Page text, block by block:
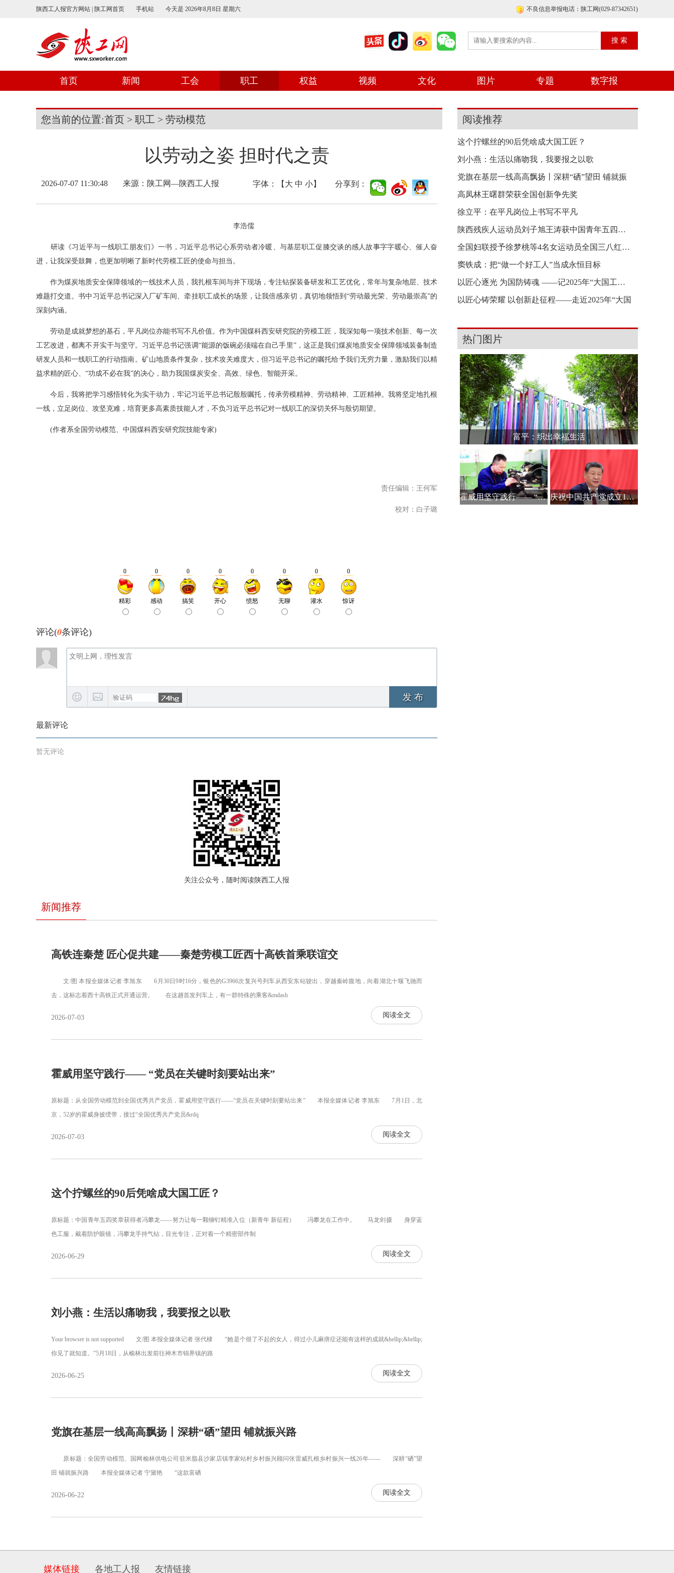
陕西工人报官方网站 | 陕工网首页 手机站 今天是 2026年8月8日 星期六 不良信息举报电话：陕工网(029-87342651)
首页 新闻 工会 职工 权益 视频 文化 图片 专题 数字报
您当前的位置:首页 > 职工 > 劳动模范
以劳动之姿 担时代之责
2026-07-07 11:30:48 来源： 陕工网—陕西工人报 字体：【 大 中 小】 分享到：
李浩儒
研读《习近平与一线职工朋友们》一书，习近平总书记心系劳动者冷暖、与基层职工促膝交谈的感人故事字字暖心、催人奋
进，让我深受鼓舞，也更加明晰了新时代劳模工匠的使命与担当。
作为煤炭地质安全保障领域的一线技术人员，我扎根车间与井下现场，专注钻探装备研发和工艺优化，常年与复杂地层、技术
难题打交道。书中习近平总书记深入厂矿车间、牵挂职工成长的场景，让我倍感亲切，真切地领悟到“劳动最光荣、劳动最崇高”的
深刻内涵。
劳动是成就梦想的基石，平凡岗位亦能书写不凡价值。作为中国煤科西安研究院的劳模工匠，我深知每一项技术创新、每一次
工艺改进，都离不开实干与坚守。习近平总书记强调“能源的饭碗必须端在自己手里”，这正是我们煤炭地质安全保障领域装备制造
研发人员和一线职工的行动指南。矿山地质条件复杂，技术攻关难度大，但习近平总书记的嘱托给予我们无穷力量，激励我们以精
益求精的匠心、“功成不必在我”的决心，助力我国煤炭安全、高效、绿色、智能开采。
今后，我将把学习感悟转化为实干动力，牢记习近平总书记殷殷嘱托，传承劳模精神、劳动精神、工匠精神。我将坚定地扎根
一线，立足岗位、攻坚克难，培育更多高素质技能人才，不负习近平总书记对一线职工的深切关怀与殷切期望。
(作者系全国劳动模范、中国煤科西安研究院技能专家)
责任编辑：王何军
校对：白子璐
评论(0条评论)
发 布
最新评论
暂无评论
关注公众号，随时阅读陕西工人报
新闻推荐
高铁连秦楚 匠心促共建——秦楚劳模工匠西十高铁首乘联谊交
文/图 本报全媒体记者 李旭东 6月30日9时16分，银色的G3966次复兴号列车从西安东站驶出，穿越秦岭腹地，向着湖北十堰飞驰而
去，这标志着西十高铁正式开通运营。 在这趟首发列车上，有一群特殊的乘客&mdash
2026-07-03 阅读全文
霍威用坚守践行—— “党员在关键时刻要站出来”
原标题：从全国劳动模范到全国优秀共产党员，霍威用坚守践行——“党员在关键时刻要站出来” 本报全媒体记者 李旭东 7月1日，北
京，52岁的霍威身披绶带，接过“全国优秀共产党员&rdq
2026-07-03 阅读全文
这个拧螺丝的90后凭啥成大国工匠？
原标题：中国青年五四奖章获得者冯攀龙——努力让每一颗铆钉精准入位（新青年 新征程） 冯攀龙在工作中。 马龙剑摄 身穿蓝
色工服，戴着防护眼镜，冯攀龙手持气钻，目光专注，正对着一个精密部件制
2026-06-29 阅读全文
刘小燕：生活以痛吻我，我要报之以歌
Your browser is not supported 文/图 本报全媒体记者 张代棣 “她是个很了不起的女人，得过小儿麻痹症还能有这样的成就&hellip;&hellip;
你见了就知道。”5月18日，从榆林出发前往神木市锦界镇的路
2026-06-25 阅读全文
党旗在基层一线高高飘扬丨深耕“硒”望田 铺就振兴路
原标题：全国劳动模范、国网榆林供电公司驻米脂县沙家店镇李家站村乡村振兴顾问张雷威扎根乡村振兴一线26年—— 深耕“硒”望
田 铺就振兴路 本报全媒体记者 宁黛艳 “这款富硒
2026-06-22 阅读全文
阅读推荐
这个拧螺丝的90后凭啥成大国工匠？
刘小燕：生活以痛吻我，我要报之以歌
党旗在基层一线高高飘扬丨深耕“硒”望田 铺就振
高凤林王曙群荣获全国创新争先奖
徐立平：在平凡岗位上书写不平凡
陕西残疾人运动员刘子旭王涛获中国青年五四奖章
全国妇联授予徐梦桃等4名女运动员全国三八红旗手
窦铁成：把“做一个好工人”当成永恒目标
以匠心逐光 为国防铸魂 ——记2025年“大国工匠年
以匠心铸荣耀 以创新赴征程——走近2025年“大国
热门图片
富平：织出幸福生活
霍威用坚守践行—— “党员在关键时 庆祝中国共产党成立105周年大会在京
媒体链接 各地工人报 友情链接